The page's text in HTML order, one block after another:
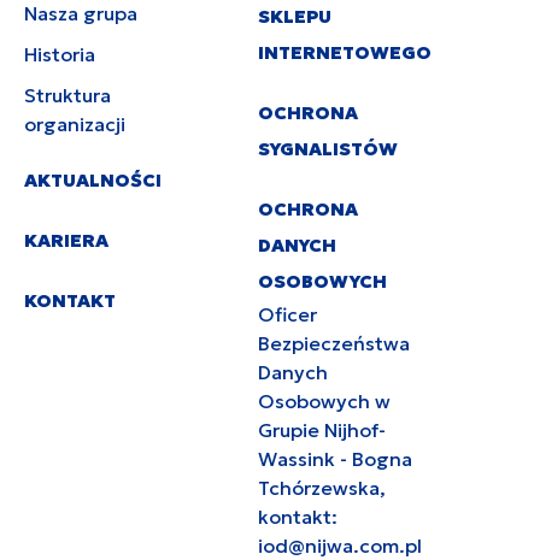
Nasza grupa
Historia
Struktura
organizacji
AKTUALNOŚCI
KARIERA
KONTAKT
SKLEPU
INTERNETOWEGO
OCHRONA
SYGNALISTÓW
OCHRONA
DANYCH
OSOBOWYCH
Oficer
Bezpieczeństwa
Danych
Osobowych w
Grupie Nijhof-
Wassink - Bogna
Tchórzewska,
kontakt:
iod@nijwa.com.pl